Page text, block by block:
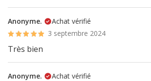
Anonyme.
Achat vérifié
3 septembre 2024
Très bien
Anonyme.
Achat vérifié